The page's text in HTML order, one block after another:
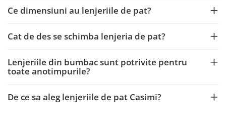
Ce dimensiuni au lenjeriile de pat?
Cat de des se schimba lenjeria de pat?
Lenjeriile din bumbac sunt potrivite pentru
toate anotimpurile?
De ce sa aleg lenjeriile de pat Casimi?